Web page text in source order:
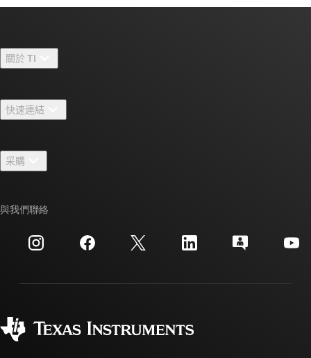
關於 TI
人才招募
新聞室
活動
投資人關系
快速連結
TI E2E™ 設計支援論壇
交互參考搜索
客戶支援中心
myTI 帳戶常見問題解答
采購
訂購 FAQ
與我們聯絡